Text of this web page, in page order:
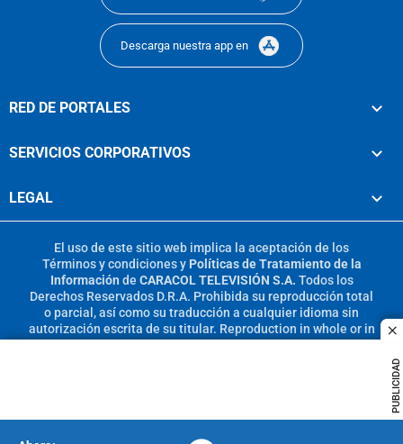
PUBLICIDAD
Descarga nuestra app en
RED DE PORTALES
SERVICIOS CORPORATIVOS
LEGAL
El uso de este sitio web implica la aceptación de los
Términos y condicionesy Políticas de Tratamiento de la
Información de CARACOL TELEVISIÓN S.A. Todos los
Derechos Reservados D.R.A. Prohibida su reproducción total
o parcial, así como su traducción a cualquier idioma sin
autorización escrita de su titular. Reproduction in whole or in